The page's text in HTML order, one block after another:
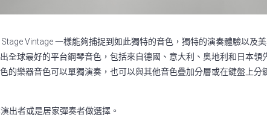
Vintage 一樣能夠捕捉到如此獨特的音色，獨特的演奏體驗以及
全球最好的平台鋼琴音色，包括來自德國、意大利、奥地利和日本領
的樂器音色可以單獨演奏，也可以與其他音色疊加分層或在鍵盤上
出者或是居家彈奏者做選擇。